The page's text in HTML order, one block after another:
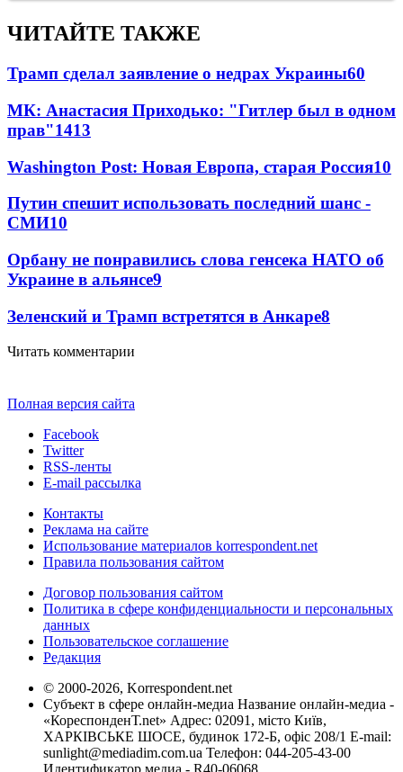
ЧИТАЙТЕ ТАКЖЕ
Трамп сделал заявление о недрах Украины60
МК: Анастасия Приходько: "Гитлер был в одном
прав"1413
Washington Post: Новая Европа, старая Россия10
Путин спешит использовать последний шанс -
СМИ10
Орбану не понравились слова генсека НАТО об
Украине в альянсе9
Зеленский и Трамп встретятся в Анкаре8
Читать комментарии
Полная версия сайта
Facebook
Twitter
RSS-ленты
E-mail рассылка
Контакты
Реклама на сайте
Использование материалов korrespondent.net
Правила пользования сайтом
Договор пользования сайтом
Политика в сфере конфиденциальности и персональных
данных
Пользовательское соглашение
Редакция
© 2000-2026, Korrespondent.net
Субъект в сфере онлайн-медиа Название онлайн-медиа -
«КореспонденТ.net» Адрес: 02091, місто Київ,
ХАРКІВСЬКЕ ШОСЕ, будинок 172-Б, офіс 208/1 E-mail:
sunlight@mediadim.com.ua Телефон: 044-205-43-00
Идентификатор медиа - R40-06068